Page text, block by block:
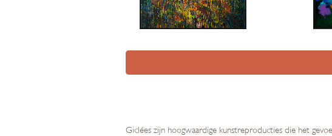
Giclées zijn hoogwaardige kunstreproducties die het